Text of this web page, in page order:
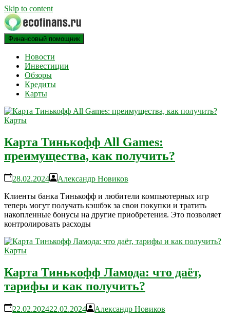
Skip to content
ECOFINANS
финансовый блог
Финансовый помощник
Новости
Инвестиции
Обзоры
Кредиты
Карты
Карты
Карта Тинькофф All Games:
преимущества, как получить?
28.02.2024
Александр Новиков
Клиенты банка Тинькофф и любители компьютерных игр
теперь могут получать кэшбэк за свои покупки и тратить
накопленные бонусы на другие приобретения. Это позволяет
контролировать расходы
Карты
Карта Тинькофф Ламода: что даёт,
тарифы и как получить?
22.02.202422.02.2024
Александр Новиков